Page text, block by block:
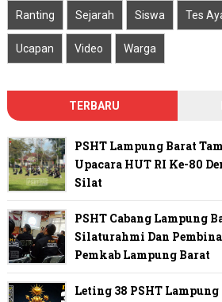
Ranting Sejarah Siswa Tes
Ucapan Video Warga
TERBARU
PSHT Lampung Barat
Upacara HUT RI Ke-80
Silat
PSHT Cabang Lampung
Silaturahmi Dan
Pemkab Lampung Barat
Leting 38 PSHT